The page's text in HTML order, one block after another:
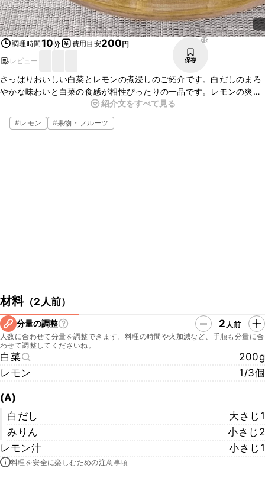
調理時間10分 費用目安200円
レビュー
75
保存
さっぱりおいしい白菜とレモンの煮浸しのご紹介です。白だしのまろ
やかな味わいと白菜の食感が相性ぴったりの一品です。レモンの爽や
かな香りが食欲をそそりますよ。レンジで簡単に作れるので、ぜひお
試しくださいね。
紹介文をすべて見る
#レモン #果物・フルーツ
材料（2人前）
分量の調整 2 人前
人数に合わせて分量を調整できます。料理の時間や火加減など、手順も分量に合
わせて調整してくださいね。
白菜
200g
レモン
1/3個
(A)
白だし
大さじ1
みりん
小さじ2
レモン汁
小さじ1
料理を安全に楽しむための注意事項